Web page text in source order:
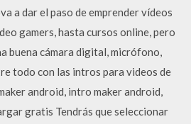
a dar el paso de emprender vídeos
gamers, hasta cursos online, pero
buena cámara digital, micrófono,
todo con las intros para videos de
android, intro maker android,
gratis Tendrás que seleccionar